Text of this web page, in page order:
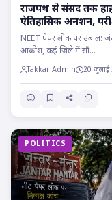
राजपथ से संसद तक
ऐतिहासिक अनशन,
संसद मार्च का प्रचंड
NEET पेपर लीक पर उबाल:
आक्रोश, कई जिले में सौं...
Takkar Admin 20 जुलाई
POLITICS